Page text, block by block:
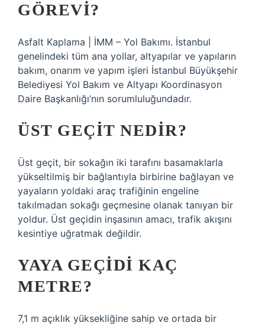
GÖREVI?
Asfalt Kaplama | İMM – Yol Bakımı. İstanbul
genelindeki tüm ana yollar, altyapılar ve yapıların
bakım, onarım ve yapım işleri İstanbul Büyükşehir
Belediyesi Yol Bakım ve Altyapı Koordinasyon
Daire Başkanlığı’nın sorumluluğundadır.
ÜST GEÇIT NEDIR?
Üst geçit, bir sokağın iki tarafını basamaklarla
yükseltilmiş bir bağlantıyla birbirine bağlayan ve
yayaların yoldaki araç trafiğinin engeline
takılmadan sokağı geçmesine olanak tanıyan bir
yoldur. Üst geçidin inşasının amacı, trafik akışını
kesintiye uğratmak değildir.
YAYA GEÇIDI KAÇ
METRE?
7,1 m açıklık yüksekliğine sahip ve ortada bir